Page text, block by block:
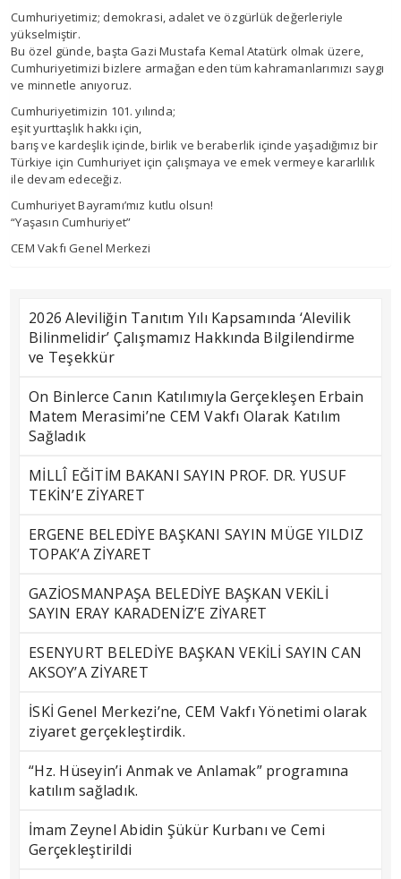
Cumhuriyetimiz; demokrasi, adalet ve özgürlük değerleriyle
yükselmiştir.
Bu özel günde, başta Gazi Mustafa Kemal Atatürk olmak üzere,
Cumhuriyetimizi bizlere armağan eden tüm kahramanlarımızı saygı
ve minnetle anıyoruz.
Cumhuriyetimizin 101. yılında;
eşit yurttaşlık hakkı için,
barış ve kardeşlik içinde, birlik ve beraberlik içinde yaşadığımız bir
Türkiye için Cumhuriyet için çalışmaya ve emek vermeye kararlılık
ile devam edeceğiz.
Cumhuriyet Bayramı’mız kutlu olsun!
“Yaşasın Cumhuriyet”
CEM Vakfı Genel Merkezi
2026 Aleviliğin Tanıtım Yılı Kapsamında ‘Alevilik
Bilinmelidir’ Çalışmamız Hakkında Bilgilendirme
ve Teşekkür
On Binlerce Canın Katılımıyla Gerçekleşen Erbain
Matem Merasimi’ne CEM Vakfı Olarak Katılım
Sağladık
MİLLÎ EĞİTİM BAKANI SAYIN PROF. DR. YUSUF
TEKİN’E ZİYARET
ERGENE BELEDİYE BAŞKANI SAYIN MÜGE YILDIZ
TOPAK’A ZİYARET
GAZİOSMANPAŞA BELEDİYE BAŞKAN VEKİLİ
SAYIN ERAY KARADENİZ’E ZİYARET
ESENYURT BELEDİYE BAŞKAN VEKİLİ SAYIN CAN
AKSOY’A ZİYARET
İSKİ Genel Merkezi’ne, CEM Vakfı Yönetimi olarak
ziyaret gerçekleştirdik.
“Hz. Hüseyin’i Anmak ve Anlamak” programına
katılım sağladık.
İmam Zeynel Abidin Şükür Kurbanı ve Cemi
Gerçekleştirildi